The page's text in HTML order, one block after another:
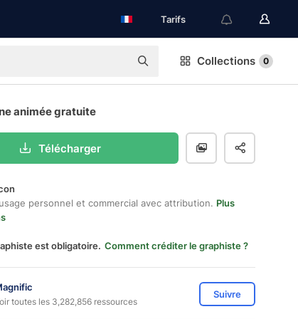
Tarifs
Collections 0
animée gratuite
Télécharger
personnel et commercial avec attribution. Plus
est obligatoire. Comment créditer le graphiste ?
toutes les 3,282,856 ressources
Suivre